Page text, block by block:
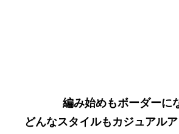
編み始めもボーダーに
どんなスタイルもカジュアル